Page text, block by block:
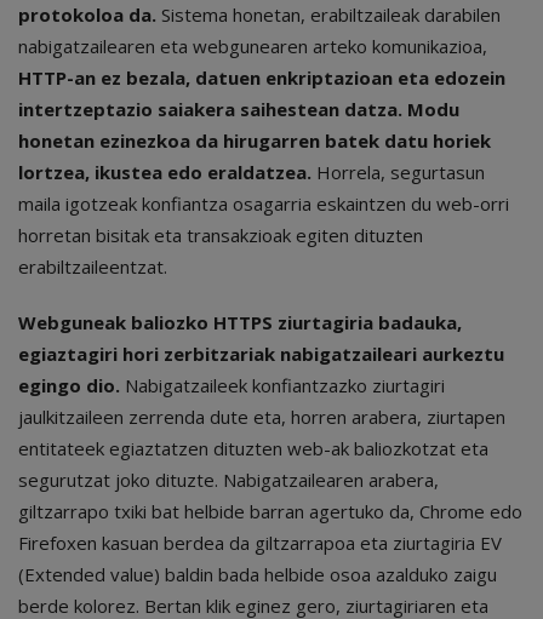
protokoloa da. Sistema honetan, erabiltzaileak darabilen
nabigatzailearen eta webgunearen arteko komunikazioa,
HTTP-an ez bezala, datuen enkriptazioan eta edozein
intertzeptazio saiakera saihestean datza. Modu
honetan ezinezkoa da hirugarren batek datu horiek
lortzea, ikustea edo eraldatzea. Horrela, segurtasun
maila igotzeak konfiantza osagarria eskaintzen du web-orri
horretan bisitak eta transakzioak egiten dituzten
erabiltzaileentzat.
Webguneak baliozko HTTPS ziurtagiria badauka,
egiaztagiri hori zerbitzariak nabigatzaileari aurkeztu
egingo dio. Nabigatzaileek konfiantzazko ziurtagiri
jaulkitzaileen zerrenda dute eta, horren arabera, ziurtapen
entitateek egiaztatzen dituzten web-ak baliozkotzat eta
segurutzat joko dituzte. Nabigatzailearen arabera,
giltzarrapo txiki bat helbide barran agertuko da, Chrome edo
Firefoxen kasuan berdea da giltzarrapoa eta ziurtagiria EV
(Extended value) baldin bada helbide osoa azalduko zaigu
berde kolorez. Bertan klik eginez gero, ziurtagiriaren eta